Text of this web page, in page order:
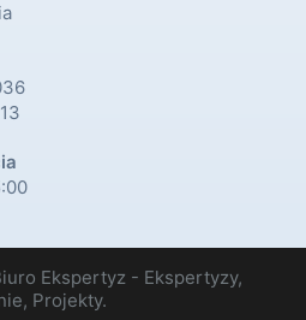
Ekspertyz - Ekspertyzy,
Projekty.